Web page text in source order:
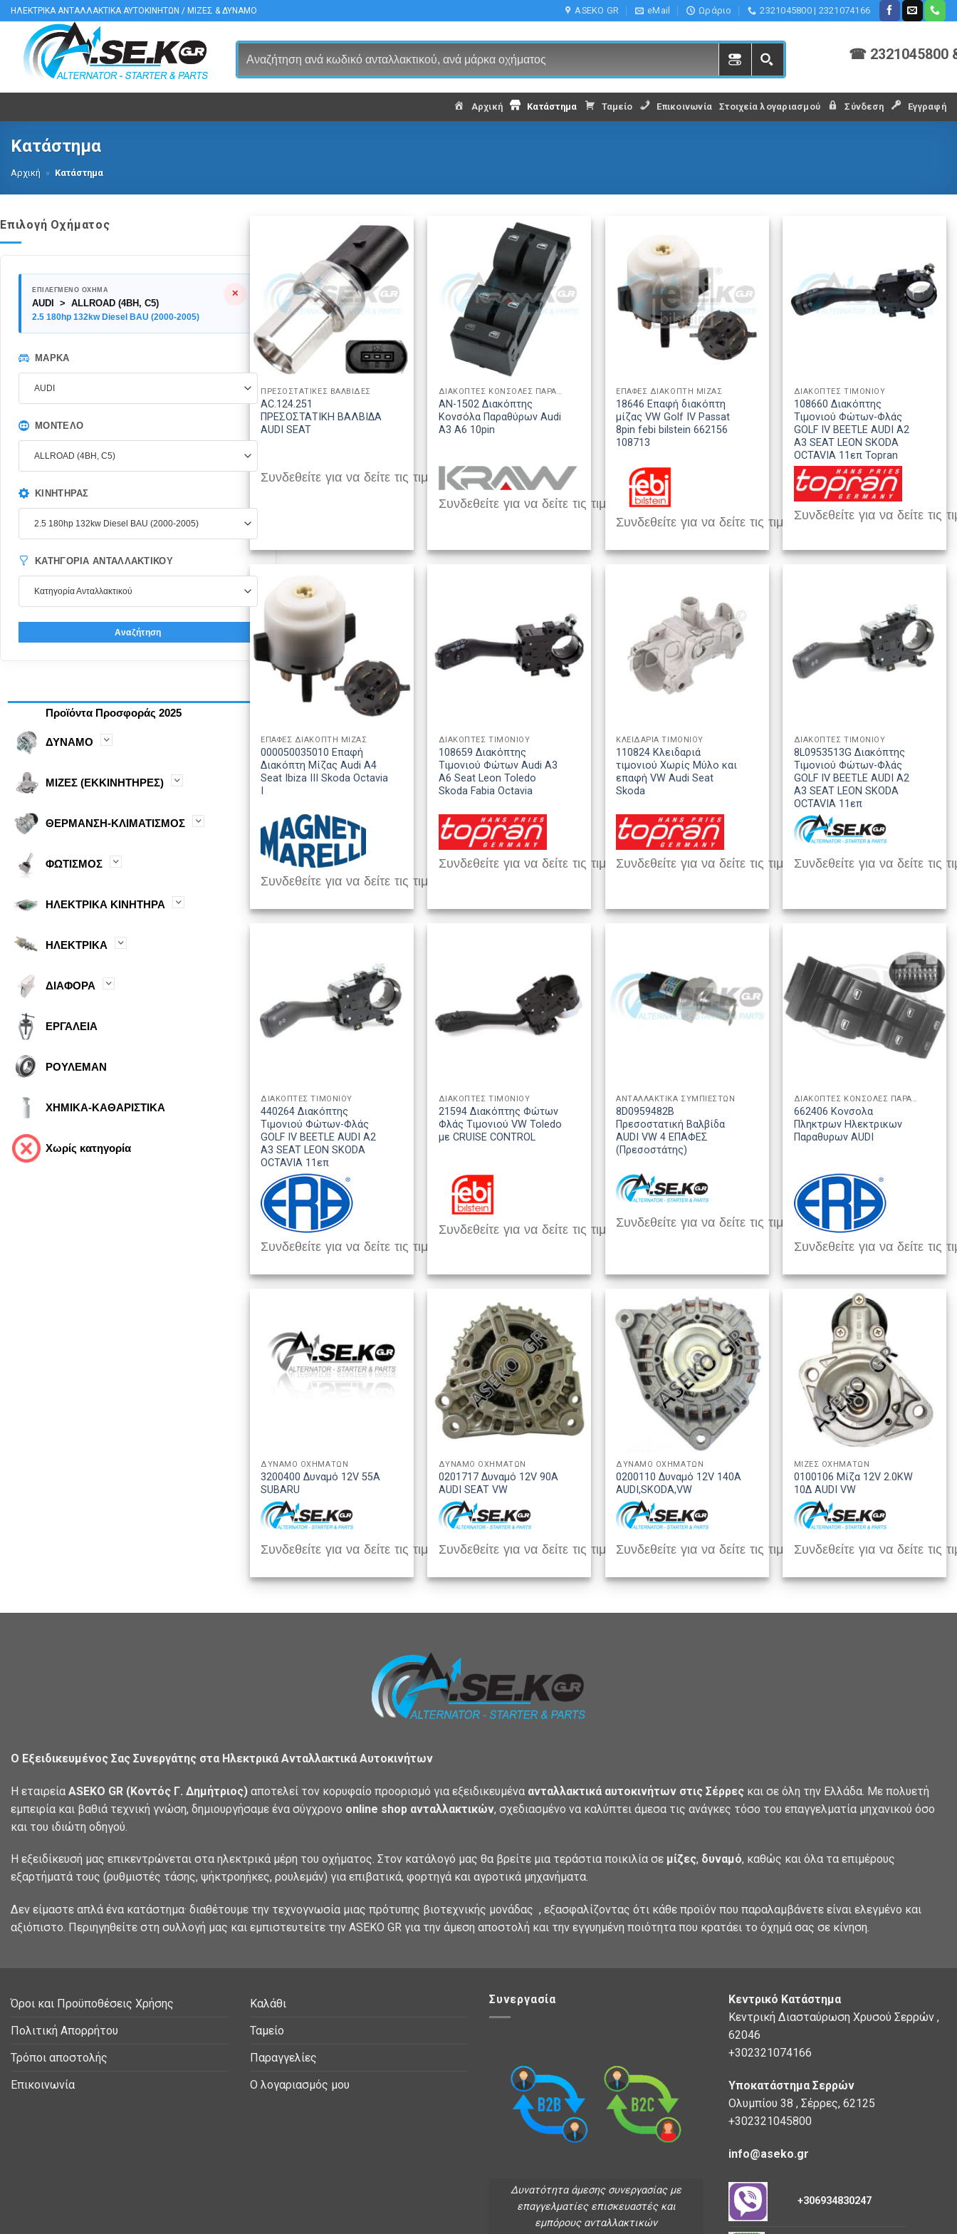
Μετάβαση
στο
περιεχόμενο
ΗΛΕΚΤΡΙΚΑ ΑΝΤΑΛΛΑΚΤΙΚΑ ΑΥΤΟΚΙΝΗΤΩΝ / ΜΙΖΕΣ & ΔΥΝΑΜΟ ASEKO GR eMail Ωράριο 2321045800 | 2321074166
☎ 2321045800
Αρχική Κατάστημα Ταμείο Επικοινωνία Στοιχεία λογαριασμού Σύνδεση Εγγραφή
Κατάστημα
Αρχική » Κατάστημα
Επιλογή Οχήματος
ΕΠΙΛΕΓΜΕΝΟ ΟΧΗΜΑ
AUDI > ALLROAD (4BH, C5)
2.5 180hp 132kw Diesel BAU (2000-2005)
✕
ΜΆΡΚΑ
AUDI
ΜΟΝΤΈΛΟ
ALLROAD (4BH, C5)
ΚΙΝΗΤΉΡΑΣ
2.5 180hp 132kw Diesel BAU (2000-2005)
ΚΑΤΗΓΟΡΊΑ ΑΝΤΑΛΛΑΚΤΙΚΟΎ
Κατηγορία Ανταλλακτικού
Αναζήτηση
Προϊόντα Προσφοράς 2025
ΔΥΝΑΜΟ
ΜΙΖΕΣ (ΕΚΚΙΝΗΤΗΡΕΣ)
ΘΕΡΜΑΝΣΗ-ΚΛΙΜΑΤΙΣΜΟΣ
ΦΩΤΙΣΜΟΣ
ΗΛΕΚΤΡΙΚΑ ΚΙΝΗΤΗΡΑ
ΗΛΕΚΤΡΙΚΑ
ΔΙΑΦΟΡΑ
ΕΡΓΑΛΕΙΑ
ΡΟΥΛΕΜΑΝ
ΧΗΜΙΚΑ-ΚΑΘΑΡΙΣΤΙΚΑ
Χωρίς κατηγορία
ΠΡΕΣΟΣΤΑΤΙΚΕΣ ΒΑΛΒΙΔΕΣ
AC.124.251
ΠΡΕΣΟΣΤΑΤΙΚΗ ΒΑΛΒΙΔΑ
AUDI SEAT
Συνδεθείτε για να δείτε τις τιμές
ΔΙΑΚΟΠΤΕΣ ΚΟΝΣΟΛΕΣ ΠΑΡΑΘΥΡΩΝ
AN-1502 Διακόπτης
Κονσόλα Παραθύρων Audi
A3 A6 10pin
Συνδεθείτε για να δείτε τις τιμές
ΕΠΑΦΕΣ ΔΙΑΚΟΠΤΗ ΜΙΖΑΣ
18646 Επαφή διακόπτη
μίζας VW Golf IV Passat
8pin febi bilstein 662156
108713
Συνδεθείτε για να δείτε τις τιμές
ΔΙΑΚΟΠΤΕΣ ΤΙΜΟΝΙΟΥ
108660 Διακόπτης
Τιμονιού Φώτων-Φλάς
GOLF IV BEETLE AUDI A2
A3 SEAT LEON SKODA
OCTAVIA 11επ Topran
Συνδεθείτε για να δείτε τις
ΕΠΑΦΕΣ ΔΙΑΚΟΠΤΗ ΜΙΖΑΣ
000050035010 Επαφή
Διακόπτη Μίζας Audi A4
Seat Ibiza III Skoda Octavia
Συνδεθείτε για να δείτε τις τιμές
ΔΙΑΚΟΠΤΕΣ ΤΙΜΟΝΙΟΥ
108659 Διακόπτης
Τιμονιού Φώτων Audi A3
A6 Seat Leon Toledo
Skoda Fabia Octavia
Συνδεθείτε για να δείτε τις τιμές
ΚΛΕΙΔΑΡΙΑ ΤΙΜΟΝΙΟΥ
110824 Κλειδαριά
τιμονιού Χωρίς Μύλο και
επαφή VW Audi Seat
Skoda
Συνδεθείτε για να δείτε τις τιμές
ΔΙΑΚΟΠΤΕΣ ΤΙΜΟΝΙΟΥ
8L0953513G Διακόπτης
Τιμονιού Φώτων-Φλάς
GOLF IV BEETLE AUDI A2
A3 SEAT LEON SKODA
OCTAVIA 11επ
Συνδεθείτε για να δείτε τις
ΔΙΑΚΟΠΤΕΣ ΤΙΜΟΝΙΟΥ
440264 Διακόπτης
Τιμονιού Φώτων-Φλάς
GOLF IV BEETLE AUDI A2
A3 SEAT LEON SKODA
OCTAVIA 11επ
Συνδεθείτε για να δείτε τις τιμές
ΔΙΑΚΟΠΤΕΣ ΤΙΜΟΝΙΟΥ
21594 Διακόπτης Φώτων
Φλάς Τιμονιού VW Toledo
με CRUISE CONTROL
Συνδεθείτε για να δείτε τις τιμές
ΑΝΤΑΛΛΑΚΤΙΚΑ ΣΥΜΠΙΕΣΤΩΝ
8D0959482B
Πρεσοστατική Βαλβίδα
AUDI VW 4 ΕΠΑΦΕΣ
(Πρεσοστάτης)
Συνδεθείτε για να δείτε τις τιμές
ΔΙΑΚΟΠΤΕΣ ΚΟΝΣΟΛΕΣ ΠΑΡΑΘΥΡΩΝ
662406 Κονσολα
Πληκτρων Ηλεκτρικων
Παραθυρων AUDI
Συνδεθείτε για να δείτε τις
ΔΥΝΑΜΟ ΟΧΗΜΑΤΩΝ
3200400 Δυναμό 12V 55A
SUBARU
Συνδεθείτε για να δείτε τις τιμές
ΔΥΝΑΜΟ ΟΧΗΜΑΤΩΝ
0201717 Δυναμό 12V 90A
AUDI SEAT VW
Συνδεθείτε για να δείτε τις τιμές
ΔΥΝΑΜΟ ΟΧΗΜΑΤΩΝ
0200110 Δυναμό 12V 140A
AUDI,SKODA,VW
Συνδεθείτε για να δείτε τις τιμές
ΜΙΖΕΣ ΟΧΗΜΑΤΩΝ
0100106 Μίζα 12V 2.0KW
10Δ AUDI VW
Συνδεθείτε για να δείτε τις
Ο Εξειδικευμένος Σας Συνεργάτης στα Ηλεκτρικά Ανταλλακτικά Αυτοκινήτων
Η εταιρεία ASEKO GR (Κοντός Γ. Δημήτριος) αποτελεί τον κορυφαίο προορισμό για εξειδικευμένα ανταλλακτικά αυτοκινήτων στις Σέρρες και σε όλη την Ελλάδα. Με πολυετή
εμπειρία και βαθιά τεχνική γνώση, δημιουργήσαμε ένα σύγχρονο online shop ανταλλακτικών, σχεδιασμένο να καλύπτει άμεσα τις ανάγκες τόσο του επαγγελματία μηχανικού όσο
και του ιδιώτη οδηγού.
Η εξειδίκευσή μας επικεντρώνεται στα ηλεκτρικά μέρη του οχήματος. Στον κατάλογό μας θα βρείτε μια τεράστια ποικιλία σε μίζες, δυναμό, καθώς και όλα τα επιμέρους
εξαρτήματά τους (ρυθμιστές τάσης, ψήκτροηήκες, ρουλεμάν) για επιβατικά, φορτηγά και αγροτικά μηχανήματα.
Δεν είμαστε απλά ένα κατάστημα· διαθέτουμε την τεχνογνωσία μιας πρότυπης βιοτεχνικής μονάδας , εξασφαλίζοντας ότι κάθε προϊόν που παραλαμβάνετε είναι ελεγμένο και
αξιόπιστο. Περιηγηθείτε στη συλλογή μας και εμπιστευτείτε την ASEKO GR για την άμεση αποστολή και την εγγυημένη ποιότητα που κρατάει το όχημά σας σε κίνηση.
Όροι και Προϋποθέσεις Χρήσης
Πολιτική Απορρήτου
Τρόποι αποστολής
Επικοινωνία
Καλάθι
Ταμείο
Παραγγελίες
Ο λογαριασμός μου
Συνεργασία
Δυνατότητα άμεσης συνεργασίας με
επαγγελματίες επισκευαστές και
εμπόρους ανταλλακτικών
Κεντρικό Κατάστημα
Κεντρική Διασταύρωση Χρυσού Σερρών ,
62046
+302321074166
Υποκατάστημα Σερρών
Ολυμπίου 38 , Σέρρες, 62125
+302321045800
info@aseko.gr
+306934830247